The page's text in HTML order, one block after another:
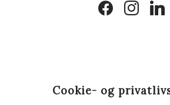
facebookinstagram
Cookie- og